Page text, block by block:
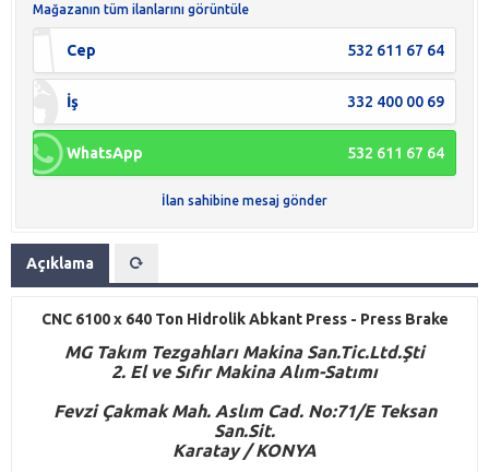
Mağazanın tüm ilanlarını görüntüle
Cep 532 611 67 64
İş 332 400 00 69
WhatsApp 532 611 67 64
İlan sahibine mesaj gönder
Açıklama
CNC 6100 x 640 Ton Hidrolik Abkant Press - Press Brake
MGTakım Tezgahları Makina San.Tic.Ltd.Şti
2. El ve Sıfır Makina Alım-Satımı
Fevzi Çakmak Mah. Aslım Cad. No:71/E Teksan
San.Sit.
Karatay / KONYA